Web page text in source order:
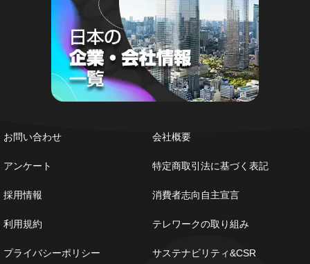
お問い合わせ
アンケート
採用情報
利用規約
プライバシーポリシー
会社概要
特定商取引法に基づく表記
消費者志向自主宣言
テレワークの取り組み
サステナビリティ&CSR